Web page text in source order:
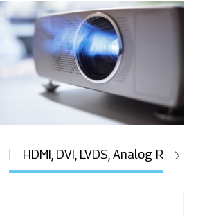
HDMI, DVI, LVDS, Analog RGB,